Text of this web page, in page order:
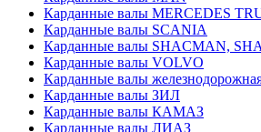
Карданные валы MERCEDES
Карданные валы SCANIA
Карданные валы SHACMAN,
Карданные валы VOLVO
Карданные валы
Карданные валы ЗИЛ
Карданные валы КАМАЗ
Карданные валы ЛИАЗ